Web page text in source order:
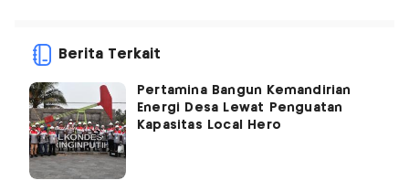
Berita Terkait
Pertamina Bangun Kemandirian
Energi Desa Lewat Penguatan
Kapasitas Local Hero